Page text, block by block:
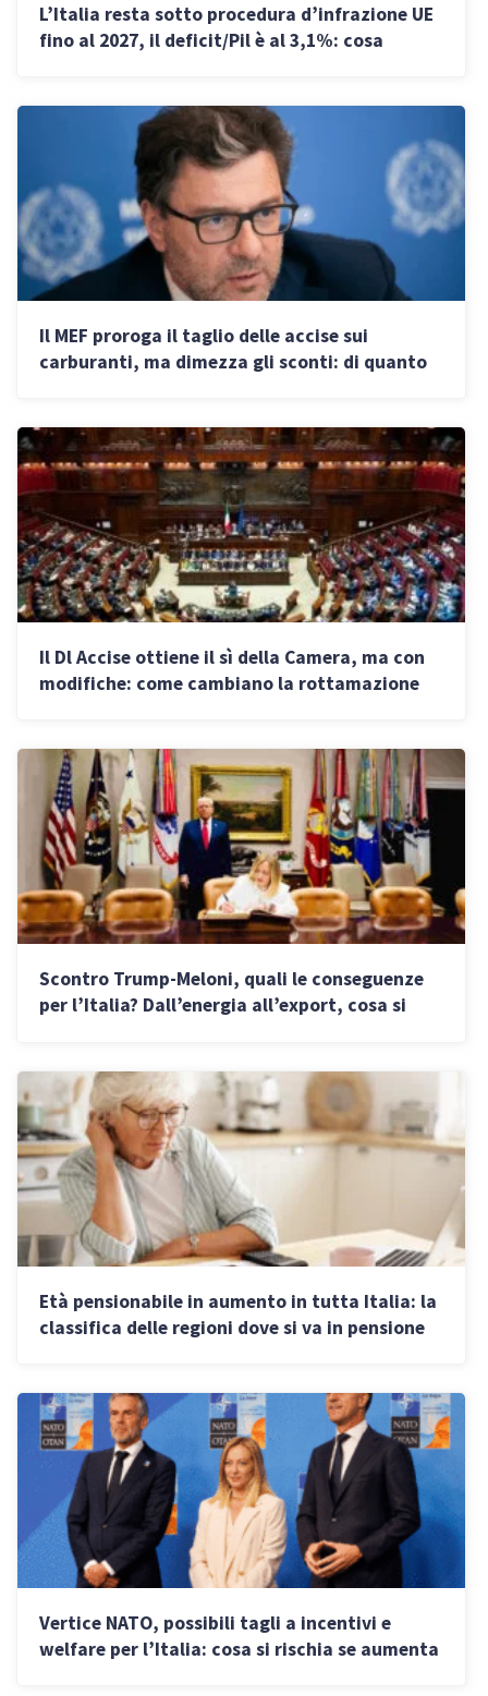
L’Italia resta sotto procedura d’infrazione UE
fino al 2027, il deficit/Pil è al 3,1%: cosa
Il MEF proroga il taglio delle accise sui
carburanti, ma dimezza gli sconti: di quanto
Il Dl Accise ottiene il sì della Camera, ma con
modifiche: come cambiano la rottamazione
Scontro Trump-Meloni, quali le conseguenze
per l’Italia? Dall’energia all’export, cosa si
Età pensionabile in aumento in tutta Italia: la
classifica delle regioni dove si va in pensione
Vertice NATO, possibili tagli a incentivi e
welfare per l’Italia: cosa si rischia se aumenta